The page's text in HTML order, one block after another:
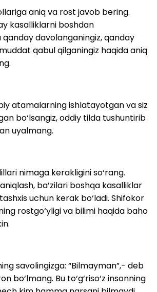
aniq va rost javob bering.
kasalliklarni boshdan
davolanganingiz, qanday
qabul qilganingiz haqida aniq
atamalarning ishlatayotgan va siz
bo‘lsangiz, oddiy tilda tushuntirib
uyalmang.
nimaga kerakligini so‘rang.
ba’zilari boshqa kasalliklar
uchun kerak bo‘ladi. Shifokor
rostgo‘yligi va bilimi haqida baho
savolingizga: “Bilmayman”,- deb
bo‘lmang. Bu to‘g‘riso‘z insonning